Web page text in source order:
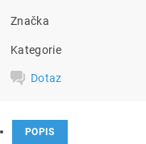
Značka
Kategorie
Dotaz
POPIS